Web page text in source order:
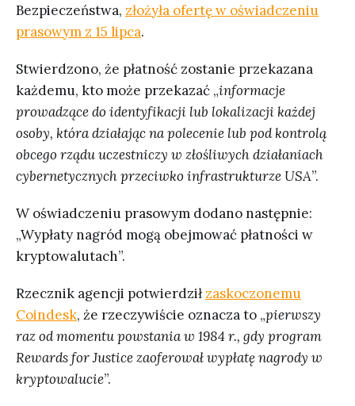
Bezpieczeństwa, złożyła ofertę w oświadczeniu
prasowym z 15 lipca.
Stwierdzono, że płatność zostanie przekazana
każdemu, kto może przekazać „informacje
prowadzące do identyfikacji lub lokalizacji każdej
osoby, która działając na polecenie lub pod kontrolą
obcego rządu uczestniczy w złośliwych działaniach
cybernetycznych przeciwko infrastrukturze USA”.
W oświadczeniu prasowym dodano następnie:
„Wypłaty nagród mogą obejmować płatności w
kryptowalutach”.
Rzecznik agencji potwierdził zaskoczonemu
Coindesk, że rzeczywiście oznacza to „pierwszy
raz od momentu powstania w 1984 r., gdy program
Rewards for Justice zaoferował wypłatę nagrody w
kryptowalucie”.